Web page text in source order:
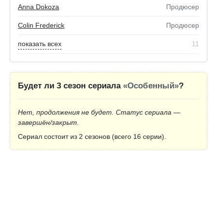
Anna Dokoza Продюсер
Colin Frederick Продюсер
показать всех 11
Будет ли 3 сезон сериала «Особенный»?
Нет, продолжения не будет. Статус сериала —
завершён/закрыт.
Сериал состоит из 2 сезонов (всего 16 серии).